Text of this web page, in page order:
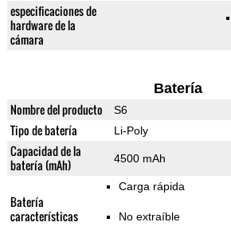
especificaciones de
hardware de la
cámara
Batería
Nombre del producto S6
Tipo de batería Li-Poly
Capacidad de la
batería (mAh)
4500 mAh
Batería
características
Carga rápida
No extraíble